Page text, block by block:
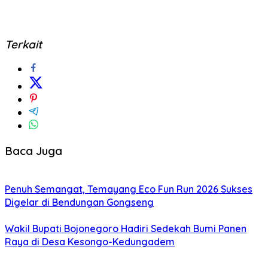
Terkait
Baca Juga
Penuh Semangat, Temayang Eco Fun Run 2026 Sukses
Digelar di Bendungan Gongseng
Wakil Bupati Bojonegoro Hadiri Sedekah Bumi Panen
Raya di Desa Kesongo-Kedungadem